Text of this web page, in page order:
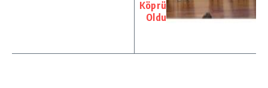
Köprü
Oldu